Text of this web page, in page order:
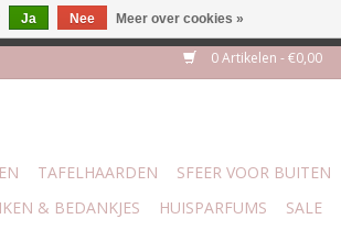
0 Artikelen - €0,00
TAFELHAARDEN SFEER VOOR BUITEN
& BEDANKJES HUISPARFUMS SALE
Ja Nee Meer over cookies »
| boven de 70 euro geen verzendkosten